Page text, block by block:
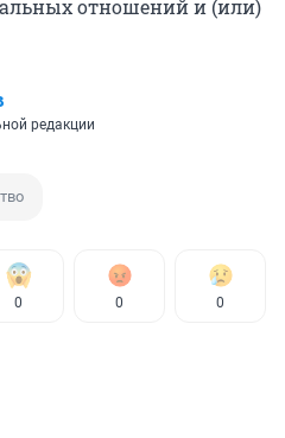
отношений и (или)
редакции
0 0 0